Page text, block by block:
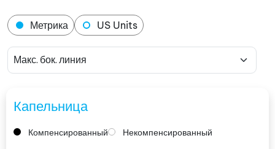
Метрика US Units
Капельница
Компенсированный Некомпенсированный